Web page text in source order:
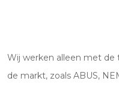
Wij werken alleen met de
de markt, zoals ABUS,